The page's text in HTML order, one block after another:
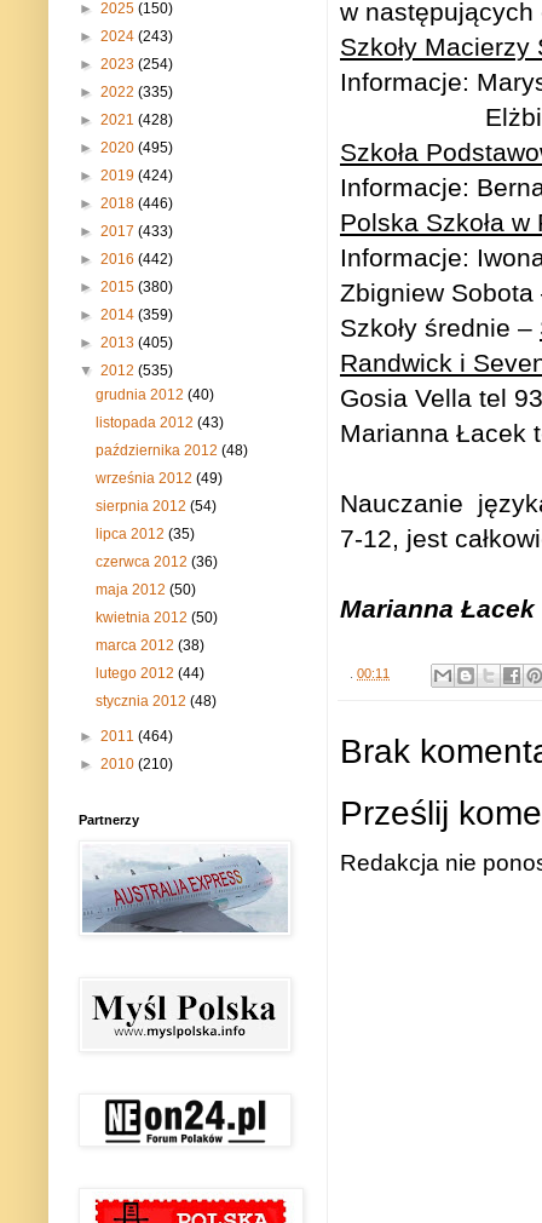
w następujących
Szkoły Macierzy
Informacje:
Szkoła
Informacje:
Polska Szkoła w
Informacje:
Zbigniew
Szkoły średnie –
Randwick i
Gosia Vella tel
Marianna Łacek
Nauczanie
7-12, jest
Marianna Łacek
. 00:11
Brak
Prześlij
Redakcja nie
► 2025 (150)
► 2024 (243)
► 2023 (254)
► 2022 (335)
► 2021 (428)
► 2020 (495)
► 2019 (424)
► 2018 (446)
► 2017 (433)
► 2016 (442)
► 2015 (380)
► 2014 (359)
► 2013 (405)
▼ 2012 (535)
grudnia 2012(40)
listopada 2012(43)
października 2012(48)
września 2012(49)
sierpnia 2012(54)
lipca 2012(35)
czerwca 2012(36)
maja 2012(50)
kwietnia 2012(50)
marca 2012(38)
lutego 2012(44)
stycznia 2012(48)
► 2011 (464)
► 2010 (210)
Partnerzy